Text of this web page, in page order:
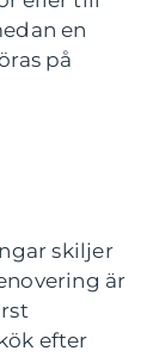
en
på
skiljer
är
efter